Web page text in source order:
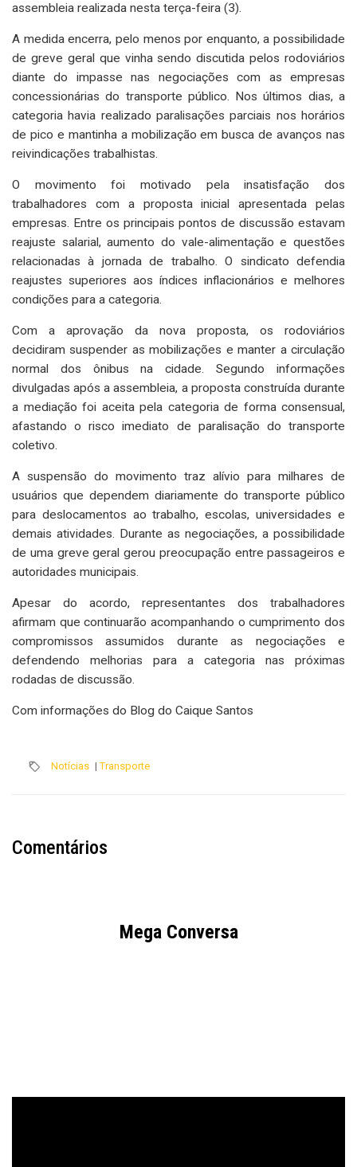
assembleia realizada nesta terça-feira (3).
A medida encerra, pelo menos por enquanto, a possibilidade
de greve geral que vinha sendo discutida pelos rodoviários
diante do impasse nas negociações com as empresas
concessionárias do transporte público. Nos últimos dias, a
categoria havia realizado paralisações parciais nos horários
de pico e mantinha a mobilização em busca de avanços nas
reivindicações trabalhistas.
O movimento foi motivado pela insatisfação dos
trabalhadores com a proposta inicial apresentada pelas
empresas. Entre os principais pontos de discussão estavam
reajuste salarial, aumento do vale-alimentação e questões
relacionadas à jornada de trabalho. O sindicato defendia
reajustes superiores aos índices inflacionários e melhores
condições para a categoria.
Com a aprovação da nova proposta, os rodoviários
decidiram suspender as mobilizações e manter a circulação
normal dos ônibus na cidade. Segundo informações
divulgadas após a assembleia, a proposta construída durante
a mediação foi aceita pela categoria de forma consensual,
afastando o risco imediato de paralisação do transporte
coletivo.
A suspensão do movimento traz alívio para milhares de
usuários que dependem diariamente do transporte público
para deslocamentos ao trabalho, escolas, universidades e
demais atividades. Durante as negociações, a possibilidade
de uma greve geral gerou preocupação entre passageiros e
autoridades municipais.
Apesar do acordo, representantes dos trabalhadores
afirmam que continuarão acompanhando o cumprimento dos
compromissos assumidos durante as negociações e
defendendo melhorias para a categoria nas próximas
rodadas de discussão.
Com informações do Blog do Caique Santos
Notícias |Transporte
Comentários
Mega Conversa